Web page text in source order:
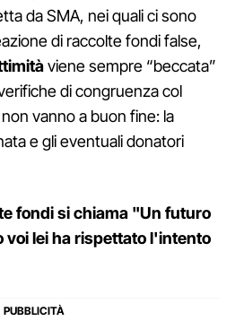
da SMA, nei quali ci sono
di raccolte fondi false,
viene sempre “beccata”
di congruenza col
vanno a buon fine: la
e gli eventuali donatori
fondi si chiama "Un futuro
voi lei ha rispettato l'intento